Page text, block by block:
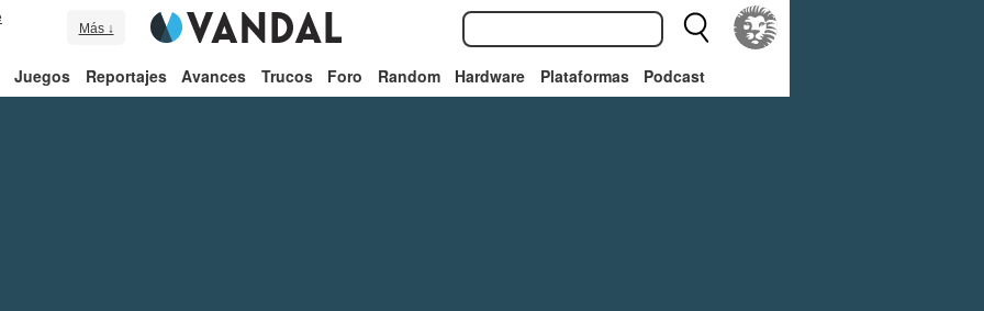
Más ↓
Juegos Reportajes Avances Trucos Foro Random Hardware Plataformas Podcast